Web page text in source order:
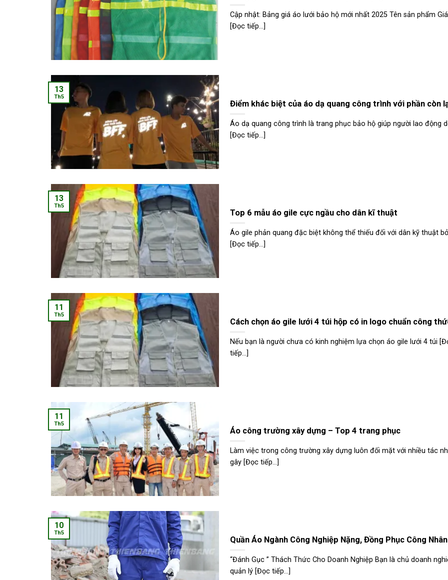
Cập nhật: Bảng giá áo lưới bảo hộ mới nhất 2025 Tên sản phẩm Giá
[Đọc tiếp...]
Điểm khác biệt của áo dạ quang công trình với phần còn
Áo dạ quang công trình là trang phục bảo hộ giúp người lao động
[Đọc tiếp...]
13
Th5
Top 6 mẫu áo gile cực ngầu cho dân kĩ thuật
Áo gile phản quang đặc biệt không thể thiếu đối với dân kỹ thuật
[Đọc tiếp...]
13
Th5
Cách chọn áo gile lưới 4 túi hộp có in logo chuẩn công
Nếu bạn là người chưa có kinh nghiệm lựa chọn áo gile lưới 4 túi
tiếp...]
11
Th5
Áo công trường xây dựng – Top 4 trang phục
Làm việc trong công trường xây dựng luôn đối mặt với nhiều tác
gây [Đọc tiếp...]
11
Th5
Quần Áo Ngành Công Nghiệp Nặng, Đồng Phục Công Nhân
“Đánh Gục ” Thách Thức Cho Doanh Nghiệp Bạn là chủ doanh
quản lý [Đọc tiếp...]
10
Th5